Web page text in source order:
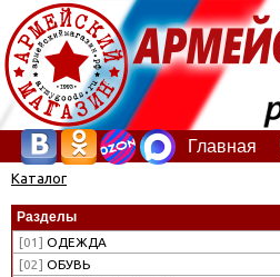
Главная
Каталог
Разделы
[01] ОДЕЖДА
[02] ОБУВЬ